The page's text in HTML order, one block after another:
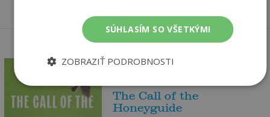
The Call of the
Honeyguide
SÚHLASÍM SO VŠETKÝMI
ZOBRAZIŤ PODROBNOSTI